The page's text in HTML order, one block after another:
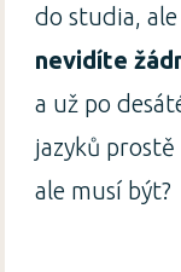
do studia, ale
nevidíte
a už po
jazyků
ale musí být?